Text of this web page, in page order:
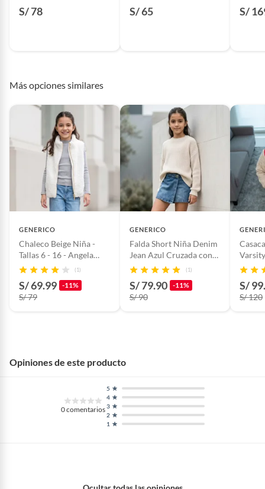
S/ 78 S/ 65 S/
Más opciones similares
GENERICO
Chaleco Beige Niña -
Tallas 6 - 16 - Angela
Kids
(1)
S/ 69.99 -11%
S/ 79
GENERICO
Falda Short Niña Denim
Jean Azul Cruzada con
Botón - Angela Kids
(1)
S/ 79.90 -11%
S/ 90
S/
S/ 120
Opiniones de este producto
0comentarios
1
2
3
4
5